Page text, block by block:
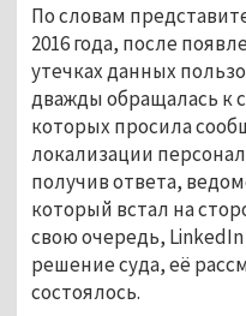
По словам
2016 года, после
утечках данных
дважды обращалась к
которых просила
локализации
получив ответа,
который встал на
свою очередь,
решение суда, её
состоялось.